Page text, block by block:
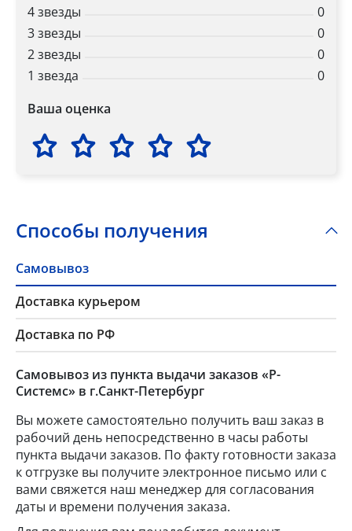
4 звезды
0
3 звезды
0
2 звезды
0
1 звезда
0
Ваша оценка
Способы получения
Самовывоз
Доставка курьером
Доставка по РФ
Самовывоз из пункта выдачи заказов «Р-
Системс» в г.Санкт-Петербург
Вы можете самостоятельно получить ваш заказ в
рабочий день непосредственно в часы работы
пункта выдачи заказов. По факту готовности заказа
к отгрузке вы получите электронное письмо или с
вами свяжется наш менеджер для согласования
даты и времени получения заказа.